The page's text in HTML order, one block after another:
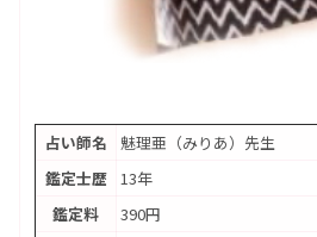
占い師名
魅理亜（みりあ）先生
鑑定士歴
13年
鑑定料
390円